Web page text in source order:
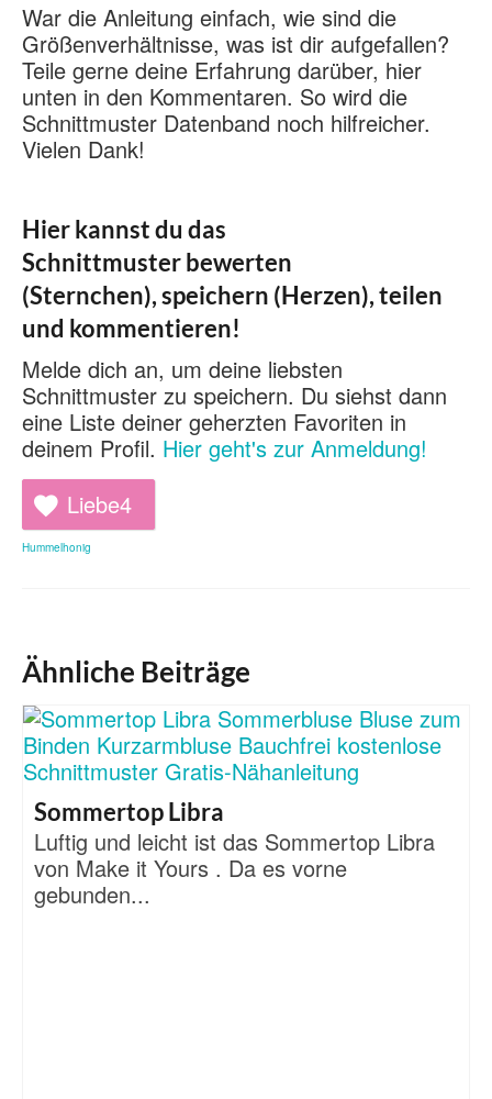
War die Anleitung einfach, wie sind die
Größenverhältnisse, was ist dir aufgefallen?
Teile gerne deine Erfahrung darüber, hier
unten in den Kommentaren. So wird die
Schnittmuster Datenband noch hilfreicher.
Vielen Dank!
Hier kannst du das
Schnittmuster bewerten
(Sternchen), speichern (Herzen), teilen
und kommentieren!
Melde dich an, um deine liebsten
Schnittmuster zu speichern. Du siehst dann
eine Liste deiner geherzten Favoriten in
deinem Profil. Hier geht's zur Anmeldung!
Liebe4
Hummelhonig
Ähnliche Beiträge
Sommertop Libra
Luftig und leicht ist das Sommertop Libra
von Make it Yours . Da es vorne
gebunden...